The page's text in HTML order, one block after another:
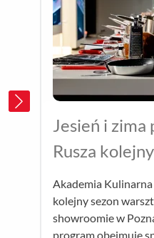
Jesień i zima
Rusza
Akademii
Akademia
kolejny sezon
showroomie w
program obejmuje